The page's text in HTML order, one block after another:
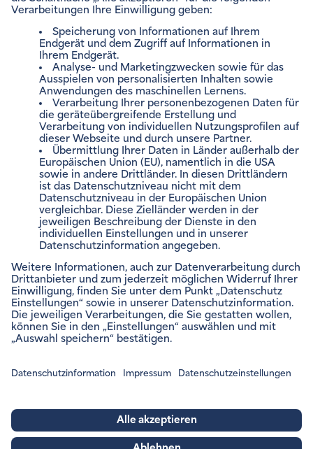
Impressum
Rechtliche Hinweise
Datenschutzeinstellungen